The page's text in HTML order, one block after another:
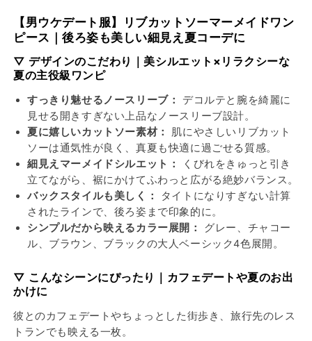
ー
の
数
量
を
減
ら
す
ー
ス
の
数
量
を
増
や
す
【男ウケデート服】リブカットソーマーメイドワン
ピース｜後ろ姿も美しい細見え夏コーデに
▽ デザインのこだわり｜美シルエット×リラクシーな
夏の主役級ワンピ
すっきり魅せるノースリーブ：
デコルテと腕を綺麗に
見せる開きすぎない上品なノースリーブ設計。
夏に嬉しいカットソー素材：
肌にやさしいリブカット
ソーは通気性が良く、真夏も快適に過ごせる質感。
細見えマーメイドシルエット：
くびれをきゅっと引き
立てながら、裾にかけてふわっと広がる絶妙バランス。
バックスタイルも美しく：
タイトになりすぎない計算
されたラインで、後ろ姿まで印象的に。
シンプルだから映えるカラー展開：
グレー、チャコー
ル、ブラウン、ブラックの大人ベーシック4色展開。
▽ こんなシーンにぴったり｜カフェデートや夏のお出
かけに
彼とのカフェデートやちょっとした街歩き、旅行先のレス
トランでも映える一枚。